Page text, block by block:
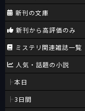
新刊の文庫
新刊から高評価のみ
ミステリ関連雑誌一覧
人気・話題の小説
本日
3日間